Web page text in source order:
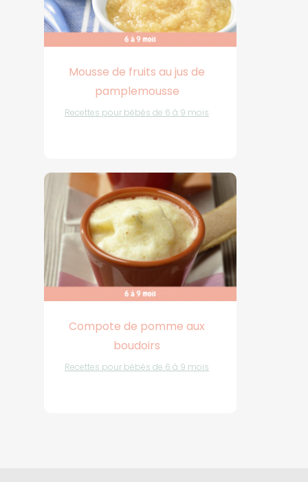
Mousse de fruits au jus de
pamplemousse
Recettes pour bébés de 6 à 9 mois
Compote de pomme aux
boudoirs
Recettes pour bébés de 6 à 9 mois